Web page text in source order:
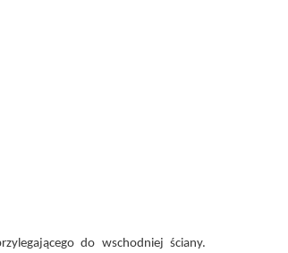
do wschodniej ściany.